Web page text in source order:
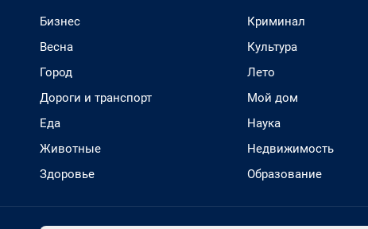
Бизнес
Весна
Город
Дороги и транспорт
Еда
Животные
Здоровье
Криминал
Культура
Лето
Мой дом
Наука
Недвижимость
Образование